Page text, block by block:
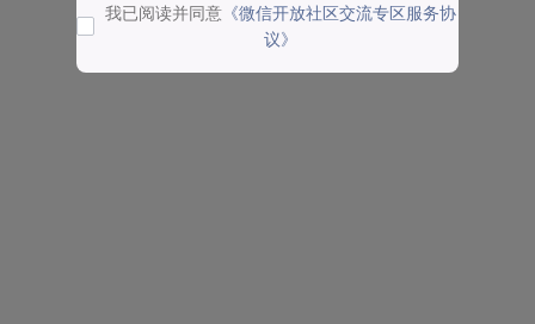
我已阅读并同意 《微信开放社区交流专区服务协
议》